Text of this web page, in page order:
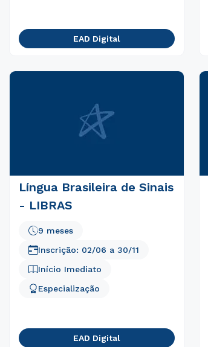
EAD Digital
Língua Brasileira de Sinais
- LIBRAS
Início Imediato
Especialização
9 meses
Inscrição: 02/06 a 30/11
EAD Digital